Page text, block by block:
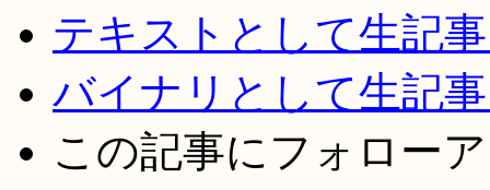
テキストとして生記
バイナリとして生記
この記事にフォロー